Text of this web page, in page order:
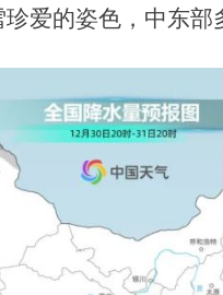
爱的姿色，中东部